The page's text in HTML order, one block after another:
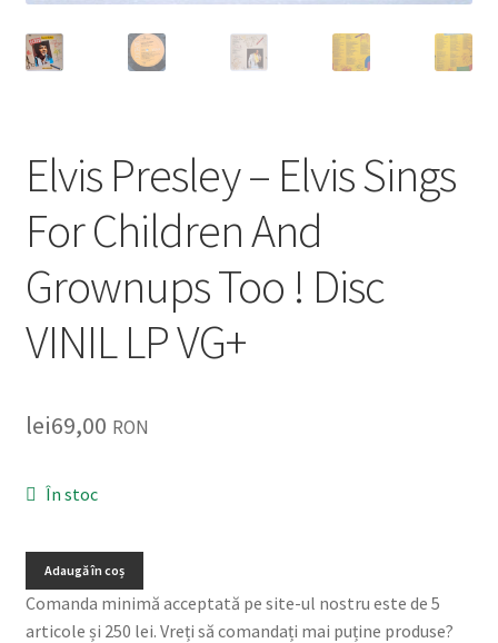
Elvis Presley – Elvis Sings
For Children And
Grownups Too ! Disc
VINIL LP VG+
lei69,00 RON
În stoc
Adaugă în coș
Comanda minimă acceptată pe site-ul nostru este de 5
articole și 250 lei. Vreți să comandați mai puține produse?